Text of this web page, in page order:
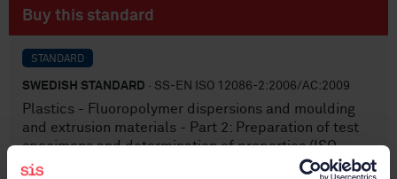
Buy this standard
STANDARD
SWEDISH STANDARD · SS-EN ISO 12086-2:2006/AC:2009
Plastics - Fluoropolymer dispersions and moulding
and extrusion materials - Part 2: Preparation of test
specimens and determination of properties (ISO
12086:2006/Cor 1:2006)